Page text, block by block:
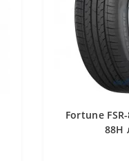
Fortune
88H